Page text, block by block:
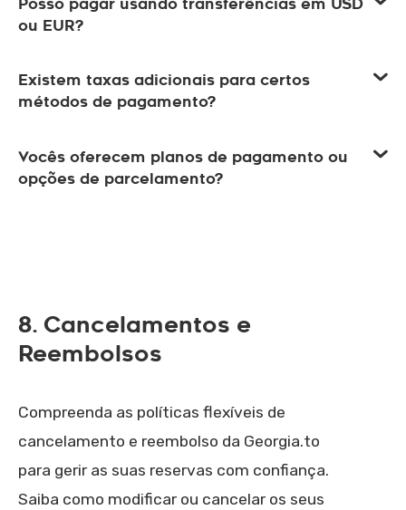
ou EUR?
Existem taxas adicionais para certos
métodos de pagamento?
Vocês oferecem planos de pagamento ou
opções de parcelamento?
8. Cancelamentos e
Reembolsos
Compreenda as políticas flexíveis de
cancelamento e reembolso da Georgia.to
para gerir as suas reservas com confiança.
Saiba como modificar ou cancelar os seus